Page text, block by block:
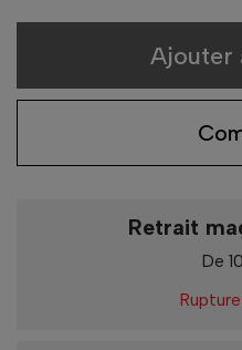
Ajouter
Retrait
De